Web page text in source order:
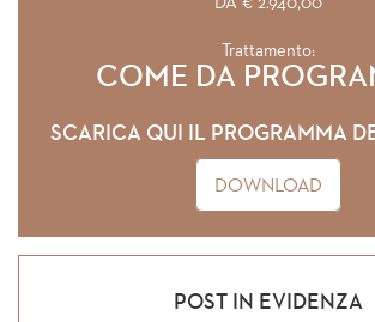
Trattamento:
COME DA
SCARICA QUI IL PROGRAMMA
DOWNLOAD
POST IN EVIDENZA